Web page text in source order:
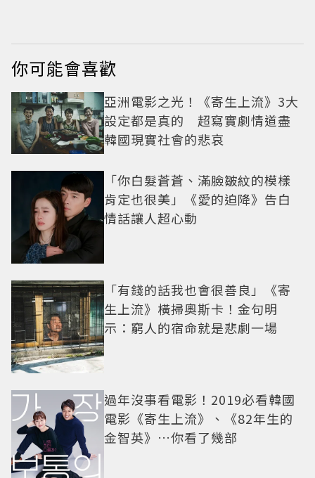
你可能會喜歡
亞洲電影之光！《寄生上流》3大
設定都是真的 超寫實劇情道盡
韓國現實社會的悲哀
「你白髮蒼蒼、滿臉皺紋的模樣
肯定也很美」《愛的迫降》告白
情話讓人超心動
「有錢的話我也會很善良」《寄
生上流》橫掃奧斯卡！金句明
示：窮人的宿命就是悲劇一場
過年沒事看電影！2019必看韓國
電影《寄生上流》、《82年生的
金智英》…你看了幾部